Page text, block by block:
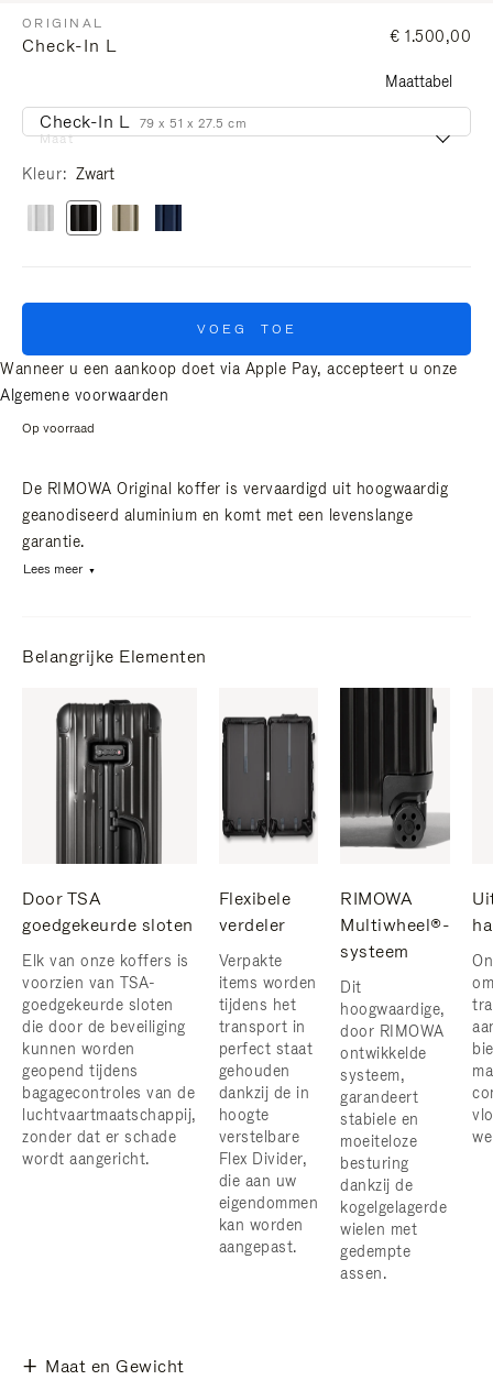
ORIGINAL
Check-In L € 1.500,00
Maattabel
Maat
Check-In L 79 x 51 x 27.5 cm
Kleur Zwart
VOEG TOE
Wanneer u een aankoop doet via Apple Pay, accepteert u onze
Algemene voorwaarden
Op voorraad
De RIMOWA Original koffer is vervaardigd uit hoogwaardig
geanodiseerd aluminium en komt met een levenslange
garantie.
Lees meer
Belangrijke Elementen
Door TSA
goedgekeurde sloten
Elk van onze koffers is
voorzien van TSA-
goedgekeurde sloten
die door de beveiliging
kunnen worden
geopend tijdens
bagagecontroles van de
luchtvaartmaatschappij,
zonder dat er schade
wordt aangericht.
Flexibele
verdeler
Verpakte
items worden
tijdens het
transport in
perfect staat
gehouden
dankzij de in
hoogte
verstelbare
Flex Divider,
die aan uw
eigendommen
kan worden
aangepast.
RIMOWA
Multiwheel®-
systeem
Dit
hoogwaardige,
door RIMOWA
ontwikkelde
systeem,
garandeert
stabiele en
moeiteloze
besturing
dankzij de
kogelgelagerde
wielen met
gedempte
assen.
Maat en Gewicht